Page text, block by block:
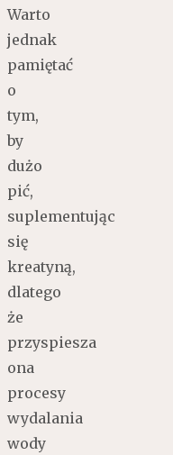
Warto
jednak
pamiętać
o
tym,
by
dużo
pić,
suplementując
się
kreatyną,
dlatego
że
przyspiesza
ona
procesy
wydalania
wody